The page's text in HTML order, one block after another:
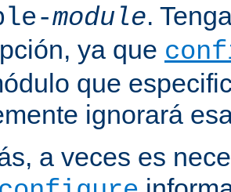
module.
ya que
que
ignorará
a veces es